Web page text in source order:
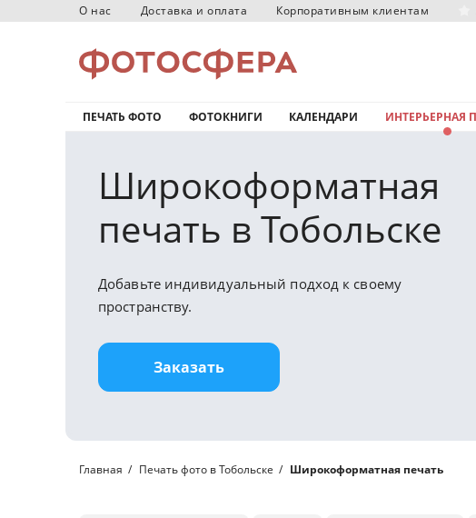
О нас Доставка и оплата Корпоративным клиентам
ПЕЧАТЬ ФОТО ФОТОКНИГИ КАЛЕНДАРИ ИНТЕРЬЕРНАЯ
Широкоформатная
печать в Тобольске
Добавьте индивидуальный подход к своему
пространству.
Заказать
Главная Печать фото в Тобольске Широкоформатная печать